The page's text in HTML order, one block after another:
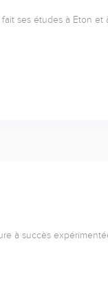
fait ses études à Eton
à succès